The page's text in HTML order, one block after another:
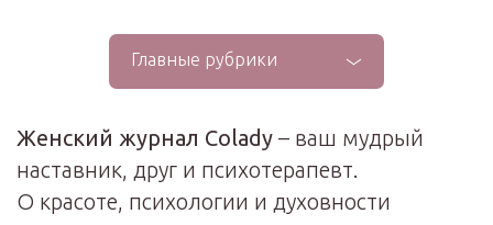
Главные рубрики
Женский журнал Colady – ваш мудрый
наставник, друг и психотерапевт.
О красоте, психологии и духовности